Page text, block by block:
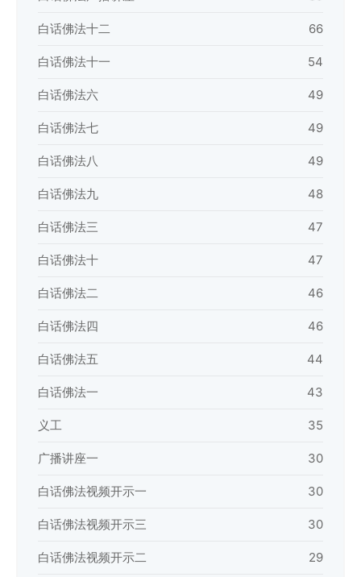
白话佛法十二 66
白话佛法十一 54
白话佛法六 49
白话佛法七 49
白话佛法八 49
白话佛法九 48
白话佛法三 47
白话佛法十 47
白话佛法二 46
白话佛法四 46
白话佛法五 44
白话佛法一 43
义工 35
广播讲座一 30
白话佛法视频开示一 30
白话佛法视频开示三 30
白话佛法视频开示二 29